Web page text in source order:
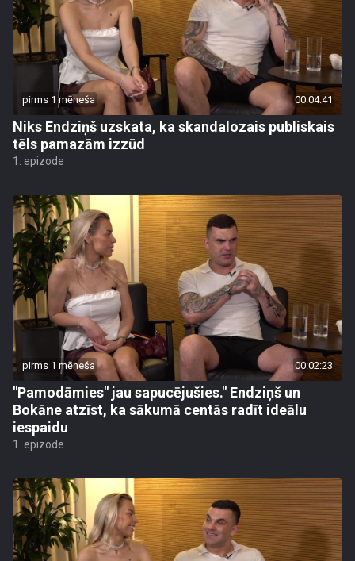
pirms 1 mēneša 00:04:41
Niks Endziņš uzskata, ka skandalozais publiskais
tēls pamazām izzūd
1. epizode
pirms 1 mēneša 00:02:23
"Pamodāmies" jau sapucējušies." Endziņš un
Bokāne atzīst, ka sākumā centās radīt ideālu
iespaidu
1. epizode